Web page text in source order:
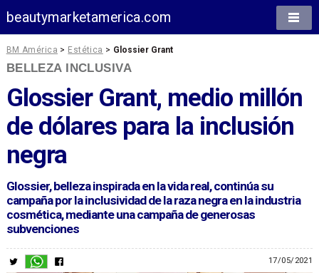
beautymarketamerica.com
BM América > Estética > Glossier Grant
BELLEZA INCLUSIVA
Glossier Grant, medio millón
de dólares para la inclusión
negra
Glossier, belleza inspirada en la vida real, continúa su
campaña por la inclusividad de la raza negra en la industria
cosmética, mediante una campaña de generosas
subvenciones
17/05/2021